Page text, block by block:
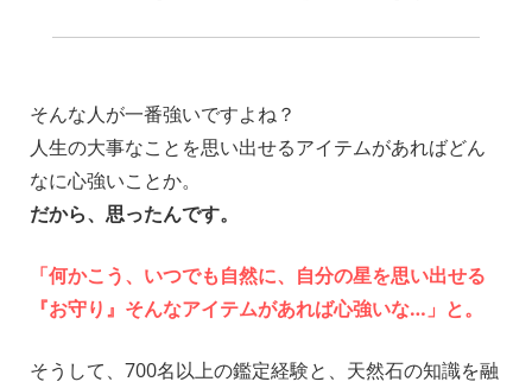
そんな人が一番強いですよね？
人生の大事なことを思い出せるアイテムがあればどん
なに心強いことか。
だから、思ったんです。
「何かこう、いつでも自然に、自分の星を思い出せる
『お守り』そんなアイテムがあれば心強いな…」と。
そうして、700名以上の鑑定経験と、天然石の知識を融